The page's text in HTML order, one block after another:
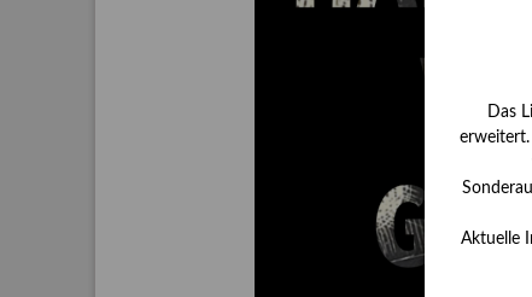
Das
erweitert.
Aktuelle